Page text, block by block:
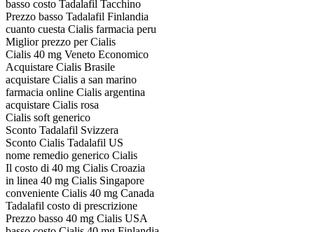
basso costo Tadalafil Tacchino
Prezzo basso Tadalafil Finlandia
cuanto cuesta Cialis farmacia peru
Miglior prezzo per Cialis
Cialis 40 mg Veneto Economico
Acquistare Cialis Brasile
acquistare Cialis a san marino
farmacia online Cialis argentina
acquistare Cialis rosa
Cialis soft generico
Sconto Tadalafil Svizzera
Sconto Cialis Tadalafil US
nome remedio generico Cialis
Il costo di 40 mg Cialis Croazia
in linea 40 mg Cialis Singapore
conveniente Cialis 40 mg Canada
Tadalafil costo di prescrizione
Prezzo basso 40 mg Cialis USA